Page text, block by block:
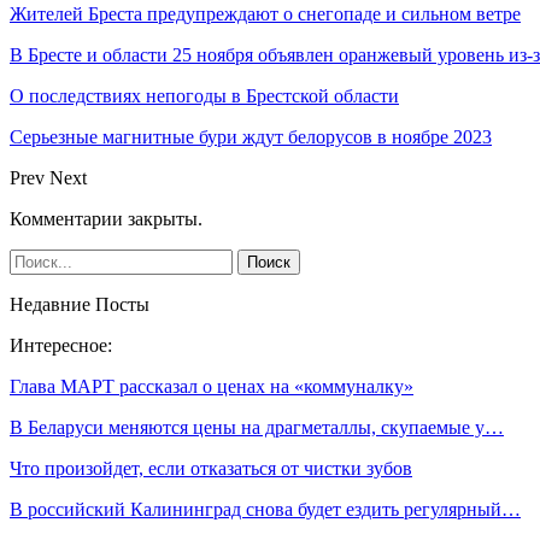
Жителей Бреста предупреждают о снегопаде и сильном ветре
В Бресте и области 25 ноября объявлен оранжевый уровень из-
О последствиях непогоды в Брестской области
Серьезные магнитные бури ждут белорусов в ноябре 2023
Prev Next
Комментарии закрыты.
Недавние Посты
Интересное:
Глава МАРТ рассказал о ценах на «коммуналку»
В Беларуси меняются цены на драгметаллы, скупаемые у…
Что произойдет, если отказаться от чистки зубов
В российский Калининград снова будет ездить регулярный…